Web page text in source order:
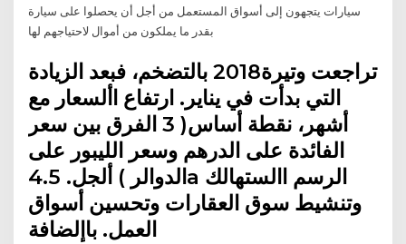
سيارات يتجهون إلى أسواق المستعمل من أجل أن يحصلوا على سيارة
بقدر ما يملكون من أموال لاحتياجهم لها
تراجعت وتيرة2018 بالتضخم، فبعد الزيادة
التي بدأت في يناير. ارتفاع األسعار مع
أشهر، نقطة أساس( 3 الفرق بين سعر
الفائدة على الدرهم وسعر الليبور على
الدوالر ) ألجل. 4.5a الرسم االستهالك
وتنشيط سوق العقارات وتحسين أسواق
العمل. باإلضافة